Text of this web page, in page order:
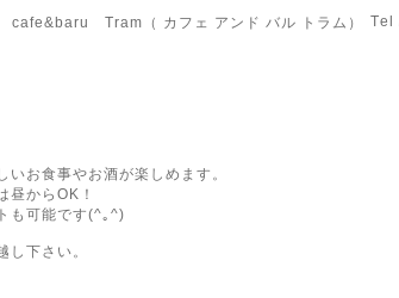
cafe&baru Tram（ カフェ アンド バル トラム） Tel
お食事やお酒が楽しめます。
昼からOK！
も可能です(^｡^)
し下さい。